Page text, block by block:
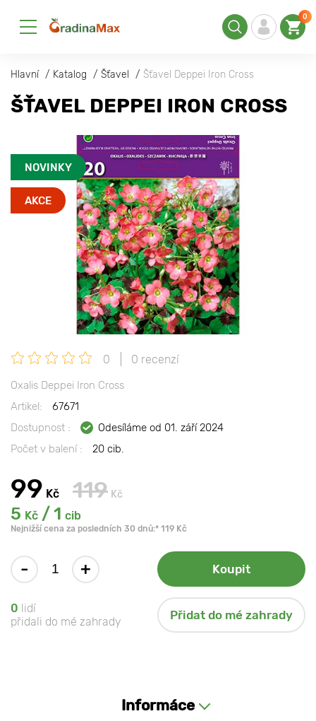
0
Hlavní Katalog Šťavel Šťavel Deppei Iron Cross
ŠŤAVEL DEPPEI IRON CROSS
NOVINKY
AKCE
0 0 recenzí
Oxalis Deppei Iron Cross
Artikel:
67671
Dostupnost :
Odesíláme od 01. září 2024
Počet v balení :
20 cib.
99 Kč 119 Kč
5 Kč / 1 cib
Nejnižší cena za posledních 30 dnů:* 119 Kč
- + Koupit
0 lidí
přidali do mé zahrady
Přidat do mé zahrady
Informáce